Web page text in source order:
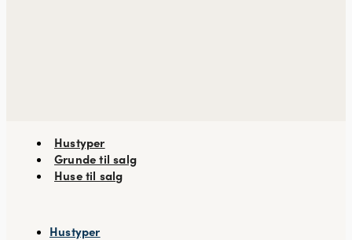
Hustyper
Grunde til salg
Huse til salg
Hustyper